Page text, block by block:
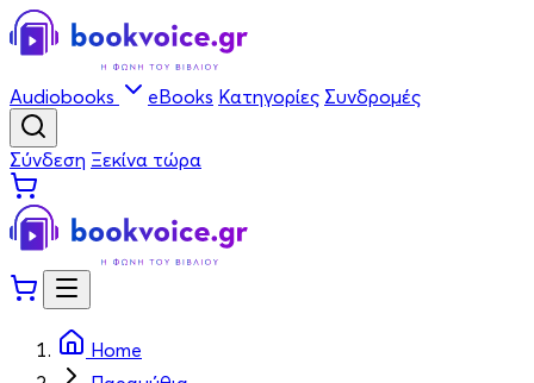
Audiobooks eBooks Κατηγορίες Συνδρομές
Σύνδεση Ξεκίνα τώρα
Home